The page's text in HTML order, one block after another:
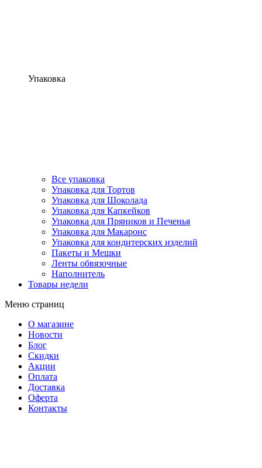
Упаковка
Все упаковка
Упаковка для Тортов
Упаковка для Шоколада
Упаковка для Капкейков
Упаковка для Пряников и Печенья
Упаковка для Макаронс
Упаковка для кондитерских изделий
Пакеты и Мешки
Ленты обвязочные
Наполнитель
Товары недели
Меню страниц
О магазине
Новости
Блог
Скидки
Акции
Оплата
Доставка
Оферта
Контакты